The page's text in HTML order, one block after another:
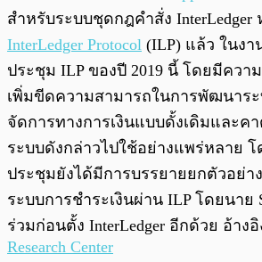
สำหรับระบบชุดกฎคำสั่ง InterLedger
InterLedger Protocol (ILP) แล้ว ในง
ประชุม ILP ของปี 2019 นี้ โดยมีควา
เพิ่มขีดความสามารถในการพัฒนาร
จัดการทางการเงินแบบดั้งเดิมและค
ระบบดังกล่าวไปใช้อย่างแพร่หลาย โ
ประชุมยังได้มีการบรรยายยกตัวอย่า
ระบบการชำระเงินผ่าน ILP โดยนาย
ร่วมก่อนตั้ง InterLedger อีกด้วย อ้าง
Research Center